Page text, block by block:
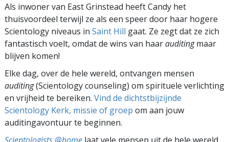
Als inwoner van East Grinstead heeft Candy het
thuisvoordeel terwijl ze als een speer door haar hogere
Scientology niveaus in Saint Hill gaat. Ze zegt dat ze zich
fantastisch voelt, omdat de wins van haarauditingmaar
blijven komen!
Elke dag, over de hele wereld, ontvangen mensen
auditing(Scientology counseling) om spirituele verlichting
en vrijheid te bereiken. Vind de dichtstbijzijnde
Scientology Kerk, missie of groep om aan jouw
auditingavontuur te beginnen.